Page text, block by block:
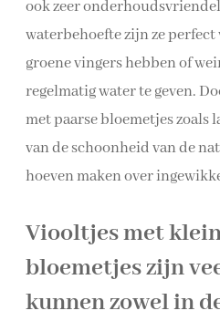
ook zeer
waterbehoefte zijn ze perfect
groene vingers hebben of
regelmatig water te geven.
met paarse bloemetjes zoals
van de schoonheid van de
hoeven maken over
Viooltjes met
bloemetjes zijn
kunnen zowel in